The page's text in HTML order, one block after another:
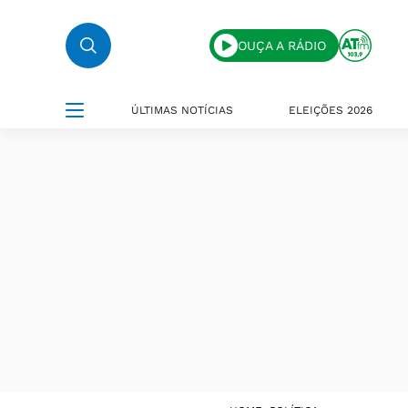
OUÇA A RÁDIO
ÚLTIMAS NOTÍCIAS ELEIÇÕES 2026